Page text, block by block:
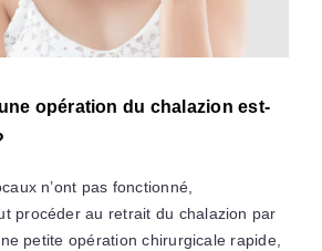
opération du chalazion est-
n’ont pas fonctionné,
procéder au retrait du chalazion par
petite opération chirurgicale rapide,